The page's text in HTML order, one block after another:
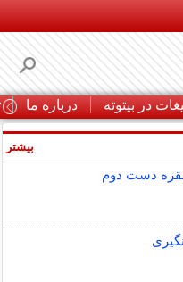
در بیتوته درباره ما
دست دوم
بیشتر